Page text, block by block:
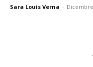
Sara Louis Verna -